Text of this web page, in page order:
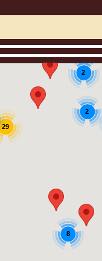
8
2
2
29